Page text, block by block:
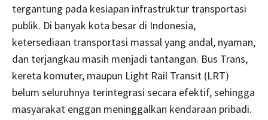
tergantung pada kesiapan infrastruktur transportasi
publik. Di banyak kota besar di Indonesia,
ketersediaan transportasi massal yang andal, nyaman,
dan terjangkau masih menjadi tantangan. Bus Trans,
kereta komuter, maupun Light Rail Transit (LRT)
belum seluruhnya terintegrasi secara efektif, sehingga
masyarakat enggan meninggalkan kendaraan pribadi.